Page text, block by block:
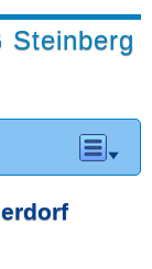
Steinberg